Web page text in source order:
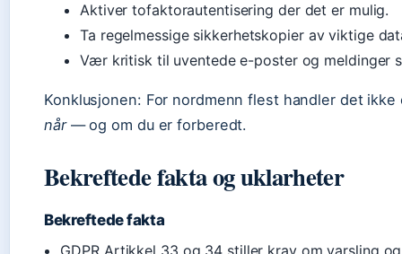
Aktiver tofaktorautentisering der det er mulig.
Ta regelmessige sikkerhetskopier av viktige
Vær kritisk til uventede e-poster og meldinger
Konklusjonen: For nordmenn flest handler det
når— og om du er forberedt.
Bekreftede fakta og uklarheter
Bekreftede fakta
GDPR Artikkel 33 og 34 stiller krav om varsling